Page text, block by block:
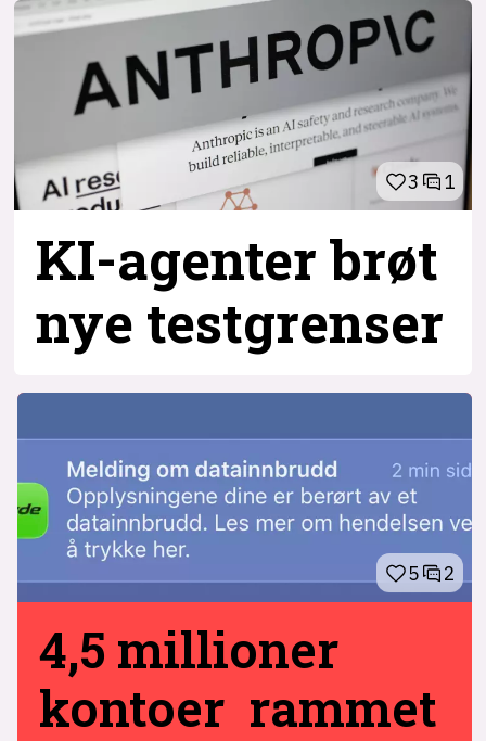
3 1
KI-agenter brøt
nye testgrenser
5 2
4,5 millioner
kontoer rammet